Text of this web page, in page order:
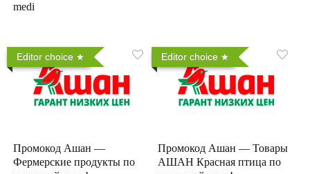
medi
Editor choice
Промокод Ашан —
Фермерские продукты по
Editor choice
Промокод Ашан — Товары
АШАН Красная птица по